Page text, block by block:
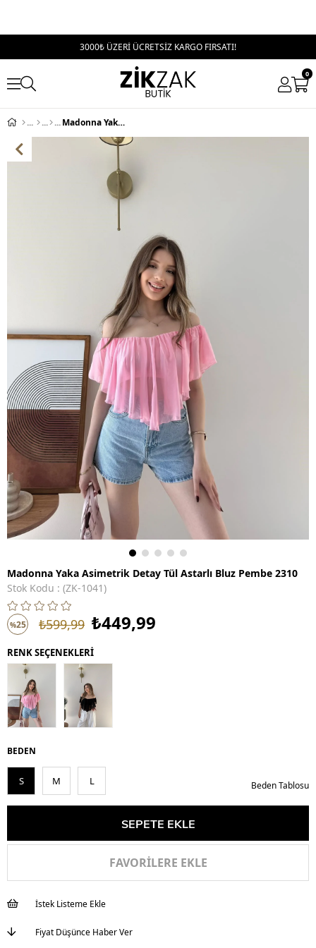
3000₺ ÜZERİ ÜCRETSİZ KARGO FIRSATI!
0
Madonna Yaka Asimetrik Detay Tül Astarlı Bluz Pembe 2310
Madonna Yaka Asimetrik Detay Tül Astarlı Bluz Pembe 2310
Stok Kodu
(ZK-1041)
%25 ₺599,99 ₺449,99
RENK SEÇENEKLERİ
BEDEN
S M L Beden Tablosu
FAVORILERE EKLE
İstek Listeme Ekle
Fiyat Düşünce Haber Ver